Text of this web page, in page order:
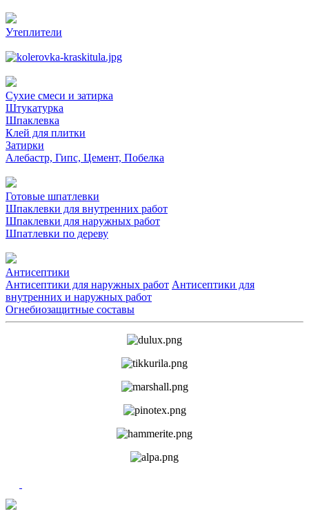
Утеплители
Сухие смеси и затирка
Штукатурка
Шпаклевка
Клей для плитки
Затирки
Алебастр, Гипс, Цемент, Побелка
Готовые шпатлевки
Шпаклевки для внутренних работ
Шпаклевки для наружных работ
Шпатлевки по дереву
Антисептики
Антисептики для наружных работ Антисептики для
внутренних и наружных работ
Огнебиозащитные составы